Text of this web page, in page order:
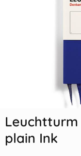
plain Ink